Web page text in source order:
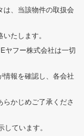
は、当該物件の取扱会
たします。
ヤフー株式会社は一切
報を確認し、各会社
かじめご了承くださ
ています。